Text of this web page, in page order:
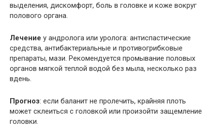
выделения, дискомфорт, боль в головке и коже вокруг
полового органа.
Лечение у андролога или уролога: антиспастические
средства, антибактериальные и противогрибковые
препараты, мази. Рекомендуется промывание половых
органов мягкой теплой водой без мыла, несколько раз
вдень.
Прогноз: если баланит не пролечить, крайняя плоть
может склеиться с головкой или произойти защемление
головки.